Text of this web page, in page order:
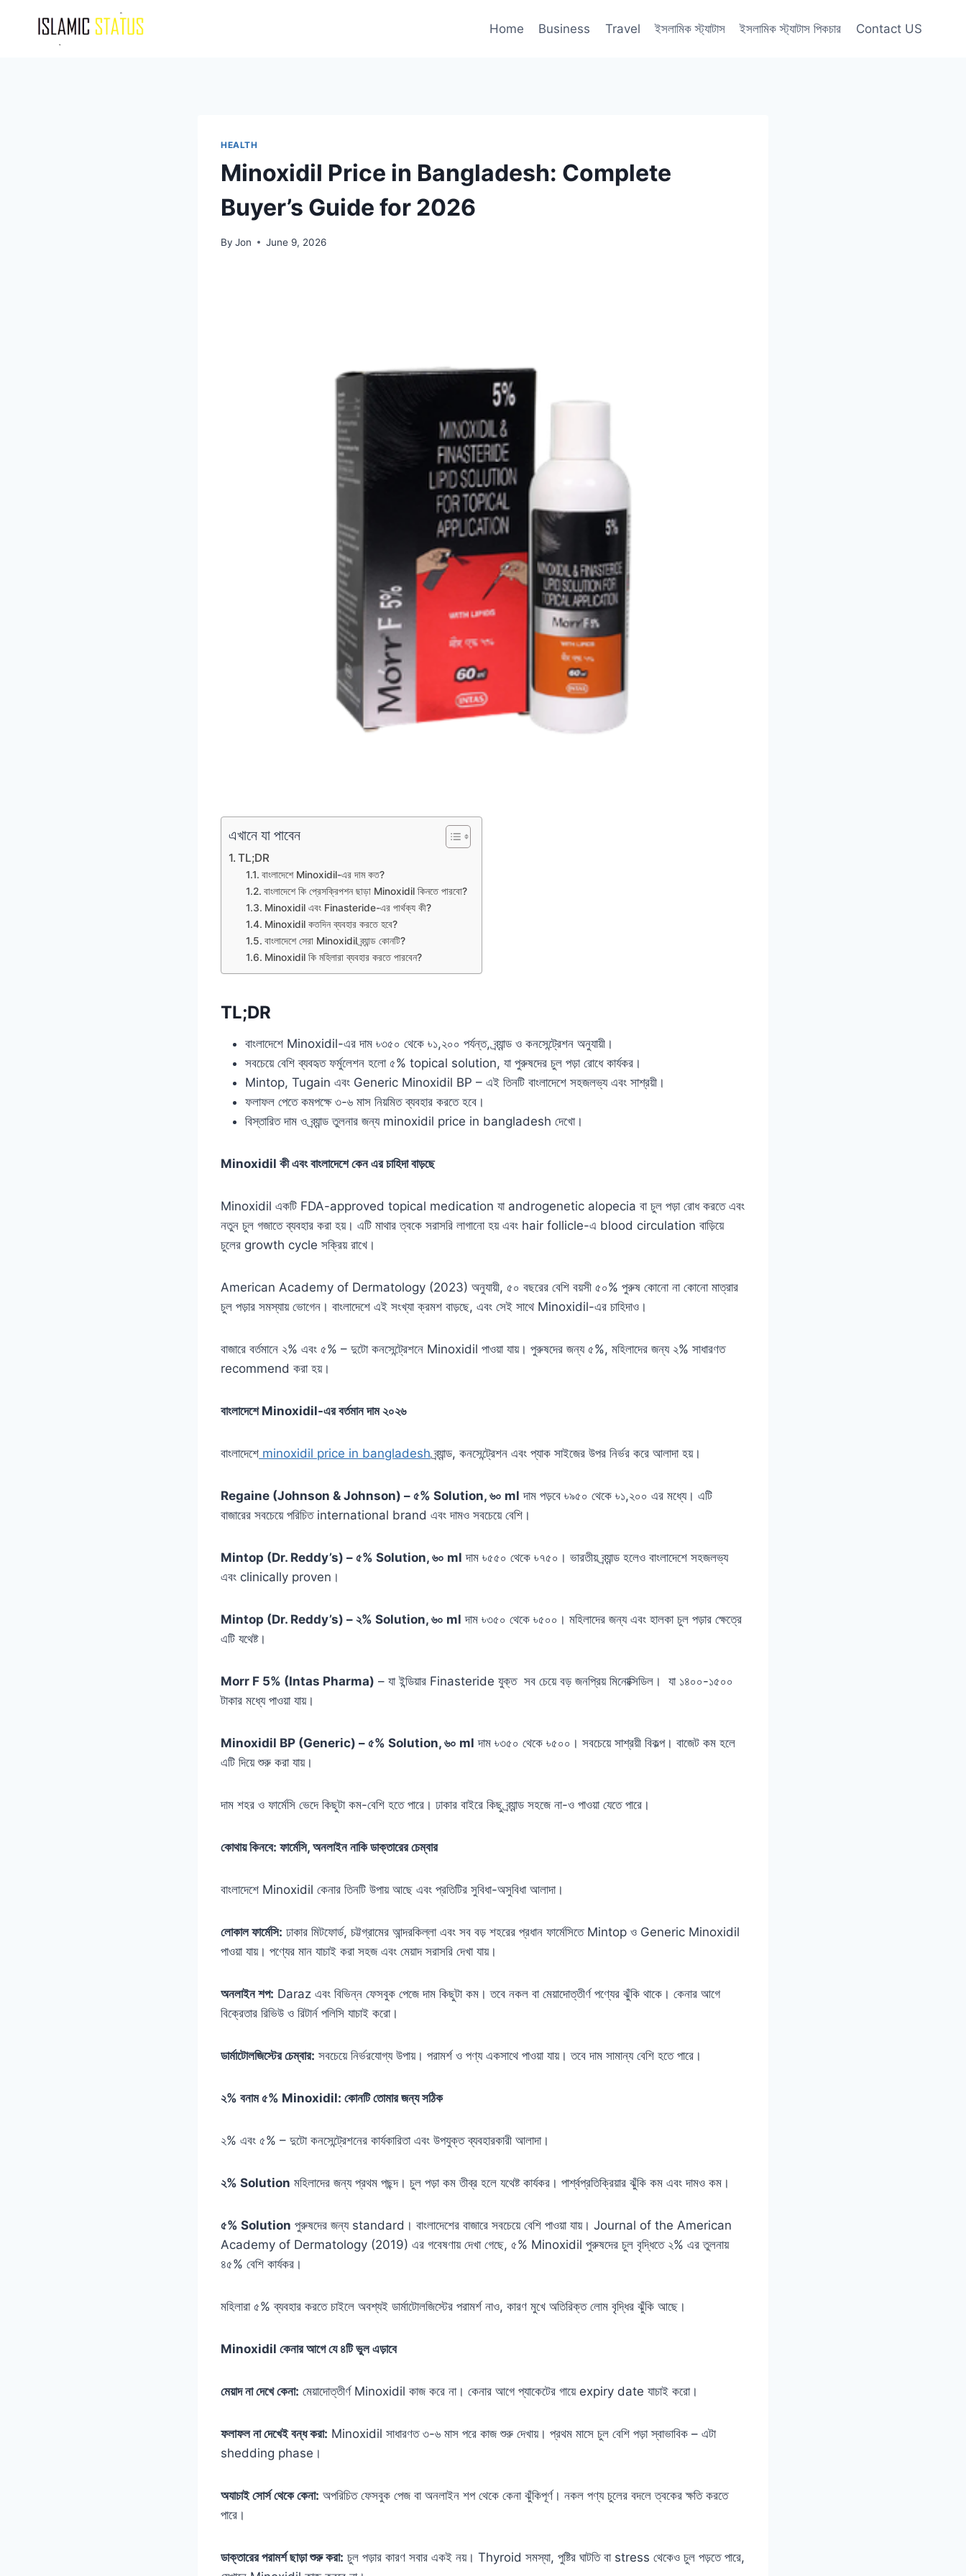
Home Business Travel ইসলামিক স্ট্যাটাস ইসলামিক স্ট্যাটাস পিকচার Contact US
HEALTH
Minoxidil Price in Bangladesh: Complete
Buyer’s Guide for 2026
By Jon June 9, 2026
এখানে যা পাবেন
TL;DR
বাংলাদেশে Minoxidil-এর দাম কত?
বাংলাদেশে কি প্রেসক্রিপশন ছাড়া Minoxidil কিনতে পারবো?
Minoxidil এবং Finasteride-এর পার্থক্য কী?
Minoxidil কতদিন ব্যবহার করতে হবে?
বাংলাদেশে সেরা Minoxidil ব্র্যান্ড কোনটি?
Minoxidil কি মহিলারা ব্যবহার করতে পারবেন?
TL;DR
বাংলাদেশে Minoxidil-এর দাম ৳৩৫০ থেকে ৳১,২০০ পর্যন্ত, ব্র্যান্ড ও কনসেন্ট্রেশন অনুযায়ী।
সবচেয়ে বেশি ব্যবহৃত ফর্মুলেশন হলো ৫% topical solution, যা পুরুষদের চুল পড়া রোধে কার্যকর।
Mintop, Tugain এবং Generic Minoxidil BP – এই তিনটি বাংলাদেশে সহজলভ্য এবং সাশ্রয়ী।
ফলাফল পেতে কমপক্ষে ৩-৬ মাস নিয়মিত ব্যবহার করতে হবে।
বিস্তারিত দাম ও ব্র্যান্ড তুলনার জন্য minoxidil price in bangladesh দেখো।
Minoxidil কী এবং বাংলাদেশে কেন এর চাহিদা বাড়ছে
Minoxidil একটি FDA-approved topical medication যা androgenetic alopecia বা চুল পড়া রোধ করতে এবং
নতুন চুল গজাতে ব্যবহার করা হয়। এটি মাথার ত্বকে সরাসরি লাগানো হয় এবং hair follicle-এ blood circulation বাড়িয়ে
চুলের growth cycle সক্রিয় রাখে।
American Academy of Dermatology (2023) অনুযায়ী, ৫০ বছরের বেশি বয়সী ৫০% পুরুষ কোনো না কোনো মাত্রার
চুল পড়ার সমস্যায় ভোগেন। বাংলাদেশে এই সংখ্যা ক্রমশ বাড়ছে, এবং সেই সাথে Minoxidil-এর চাহিদাও।
বাজারে বর্তমানে ২% এবং ৫% – দুটো কনসেন্ট্রেশনে Minoxidil পাওয়া যায়। পুরুষদের জন্য ৫%, মহিলাদের জন্য ২% সাধারণত
recommend করা হয়।
বাংলাদেশে Minoxidil-এর বর্তমান দাম ২০২৬
বাংলাদেশে minoxidil price in bangladeshব্র্যান্ড, কনসেন্ট্রেশন এবং প্যাক সাইজের উপর নির্ভর করে আলাদা হয়।
Regaine (Johnson & Johnson) – ৫% Solution, ৬০ ml দাম পড়বে ৳৯৫০ থেকে ৳১,২০০ এর মধ্যে। এটি
বাজারের সবচেয়ে পরিচিত international brand এবং দামও সবচেয়ে বেশি।
Mintop (Dr. Reddy’s) – ৫% Solution, ৬০ ml দাম ৳৫৫০ থেকে ৳৭৫০। ভারতীয় ব্র্যান্ড হলেও বাংলাদেশে সহজলভ্য
এবং clinically proven।
Mintop (Dr. Reddy’s) – ২% Solution, ৬০ ml দাম ৳৩৫০ থেকে ৳৫০০। মহিলাদের জন্য এবং হালকা চুল পড়ার ক্ষেত্রে
এটি যথেষ্ট।
Morr F 5% (Intas Pharma) – যা ইন্ডিয়ার Finasteride যুক্ত সব চেয়ে বড় জনপ্রিয় মিনোক্সিডিল। যা ১৪০০-১৫০০
টাকার মধ্যে পাওয়া যায়।
Minoxidil BP (Generic) – ৫% Solution, ৬০ ml দাম ৳৩৫০ থেকে ৳৫০০। সবচেয়ে সাশ্রয়ী বিকল্প। বাজেট কম হলে
এটি দিয়ে শুরু করা যায়।
দাম শহর ও ফার্মেসি ভেদে কিছুটা কম-বেশি হতে পারে। ঢাকার বাইরে কিছু ব্র্যান্ড সহজে না-ও পাওয়া যেতে পারে।
কোথায় কিনবে: ফার্মেসি, অনলাইন নাকি ডাক্তারের চেম্বার
বাংলাদেশে Minoxidil কেনার তিনটি উপায় আছে এবং প্রতিটির সুবিধা-অসুবিধা আলাদা।
লোকাল ফার্মেসি: ঢাকার মিটফোর্ড, চট্টগ্রামের আন্দরকিল্লা এবং সব বড় শহরের প্রধান ফার্মেসিতে Mintop ও Generic Minoxidil
পাওয়া যায়। পণ্যের মান যাচাই করা সহজ এবং মেয়াদ সরাসরি দেখা যায়।
অনলাইন শপ: Daraz এবং বিভিন্ন ফেসবুক পেজে দাম কিছুটা কম। তবে নকল বা মেয়াদোত্তীর্ণ পণ্যের ঝুঁকি থাকে। কেনার আগে
বিক্রেতার রিভিউ ও রিটার্ন পলিসি যাচাই করো।
ডার্মাটোলজিস্টের চেম্বার: সবচেয়ে নির্ভরযোগ্য উপায়। পরামর্শ ও পণ্য একসাথে পাওয়া যায়। তবে দাম সামান্য বেশি হতে পারে।
২% বনাম ৫% Minoxidil: কোনটি তোমার জন্য সঠিক
২% এবং ৫% – দুটো কনসেন্ট্রেশনের কার্যকারিতা এবং উপযুক্ত ব্যবহারকারী আলাদা।
২% Solution মহিলাদের জন্য প্রথম পছন্দ। চুল পড়া কম তীব্র হলে যথেষ্ট কার্যকর। পার্শ্বপ্রতিক্রিয়ার ঝুঁকি কম এবং দামও কম।
৫% Solution পুরুষদের জন্য standard। বাংলাদেশের বাজারে সবচেয়ে বেশি পাওয়া যায়। Journal of the American
Academy of Dermatology (2019) এর গবেষণায় দেখা গেছে, ৫% Minoxidil পুরুষদের চুল বৃদ্ধিতে ২% এর তুলনায়
৪৫% বেশি কার্যকর।
মহিলারা ৫% ব্যবহার করতে চাইলে অবশ্যই ডার্মাটোলজিস্টের পরামর্শ নাও, কারণ মুখে অতিরিক্ত লোম বৃদ্ধির ঝুঁকি আছে।
Minoxidil কেনার আগে যে ৪টি ভুল এড়াবে
মেয়াদ না দেখে কেনা: মেয়াদোত্তীর্ণ Minoxidil কাজ করে না। কেনার আগে প্যাকেটের গায়ে expiry date যাচাই করো।
ফলাফল না দেখেই বন্ধ করা: Minoxidil সাধারণত ৩-৬ মাস পরে কাজ শুরু দেখায়। প্রথম মাসে চুল বেশি পড়া স্বাভাবিক – এটা
shedding phase।
অযাচাই সোর্স থেকে কেনা: অপরিচিত ফেসবুক পেজ বা অনলাইন শপ থেকে কেনা ঝুঁকিপূর্ণ। নকল পণ্য চুলের বদলে ত্বকের ক্ষতি করতে
পারে।
ডাক্তারের পরামর্শ ছাড়া শুরু করা: চুল পড়ার কারণ সবার একই নয়। Thyroid সমস্যা, পুষ্টির ঘাটতি বা stress থেকেও চুল পড়তে পারে,